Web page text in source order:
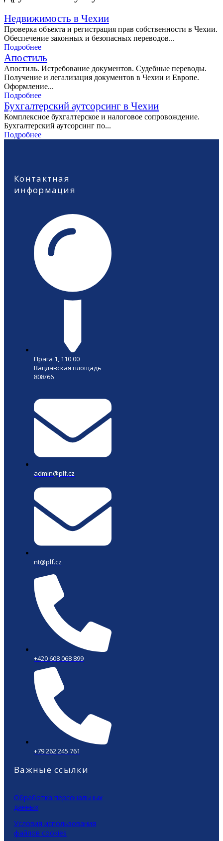
Недвижимость в Чехии
Проверка объекта и регистрация прав собственности в Чехии.
Обеспечение законных и безопасных переводов...
Подробнее
Апостиль
Апостиль. Истребование документов. Судебные переводы.
Получение и легализация документов в Чехии и Европе.
Оформление...
Подробнее
Бухгалтерский аутсорсинг в Чехии
Комплексное бухгалтерское и налоговое сопровождение.
Бухгалтерский аутсорсинг по...
Подробнее
Контактная
информация
Прага 1, 110 00
Вацлавская площадь
808/66
admin@plf.cz
nt@plf.cz
+420 608 068 899
+79 262 245 761
Важные ссылки
Обработка персональных
данных
Условия использования
файлов cookies